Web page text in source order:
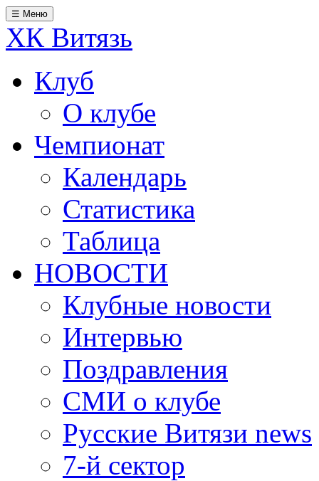
☰ Меню
ХК Витязь
Клуб
О клубе
Чемпионат
Календарь
Статистика
Таблица
НОВОСТИ
Клубные новости
Интервью
Поздравления
СМИ о клубе
Русские Витязи news
7-й сектор